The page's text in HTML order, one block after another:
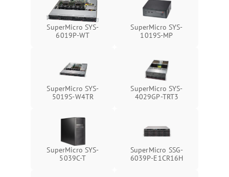
SuperMicro SYS-
6019P-WT
SuperMicro SYS-
1019S-MP
SuperMicro SYS-
5019S-W4TR
SuperMicro SYS-
4029GP-TRT3
SuperMicro SYS-
5039C-T
SuperMicro SSG-
6039P-E1CR16H